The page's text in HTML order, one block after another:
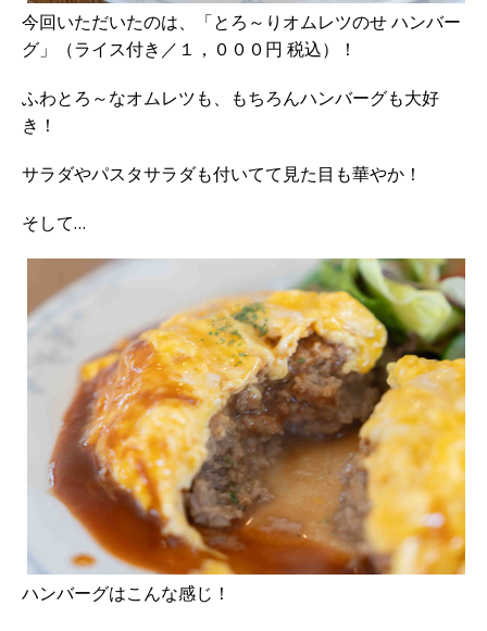
今回いただいたのは、「とろ～りオムレツのせ ハンバー
グ」（ライス付き／１，０００円 税込）！
ふわとろ～なオムレツも、もちろんハンバーグも大好
き！
サラダやパスタサラダも付いてて見た目も華やか！
そして…
ハンバーグはこんな感じ！